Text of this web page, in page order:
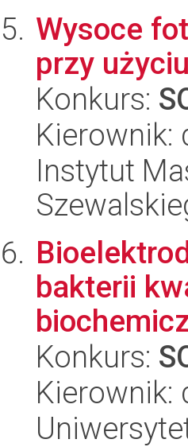
Wysoce
przy
Konkurs:
Kierownik:
Instytut
bakterii
Konkurs:
Kierownik: